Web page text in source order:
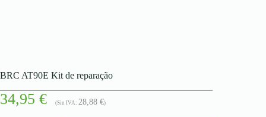
BRC AT90E Kit de reparação
34,95 € (Sin IVA: 28,88 €)